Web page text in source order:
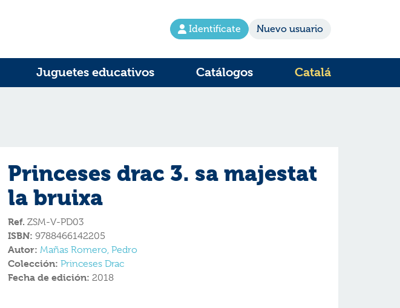
Identifícate Nuevo usuario
Juguetes educativos Catálogos Catalá
Princeses drac 3. sa majestat
la bruixa
Ref. ZSM-V-PD03
ISBN: 9788466142205
Autor: Mañas Romero, Pedro
Colección: Princeses Drac
Fecha de edición: 2018